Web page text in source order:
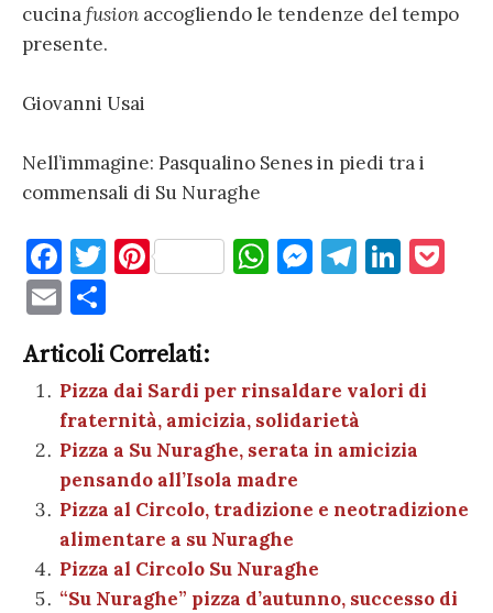
cucinafusion accogliendo le tendenze del tempo
presente.
Giovanni Usai
Nell’immagine: Pasqualino Senes in piedi tra i
commensali di Su Nuraghe
F
a
c
e
b
o
o
k
T
te
r
Pi
es
t
W
A
p
p
M
g
er
T
a
m
Li
dI
n
E
m
ai
l
n
di
vi
di
Articoli Correlati:
Pizza dai Sardi per rinsaldare valori di
fraternità, amicizia, solidarietà
Pizza a Su Nuraghe, serata in amicizia
pensando all’Isola madre
Pizza al Circolo, tradizione e neotradizione
alimentare a su Nuraghe
Pizza al Circolo Su Nuraghe
“Su Nuraghe” pizza d’autunno, successo di